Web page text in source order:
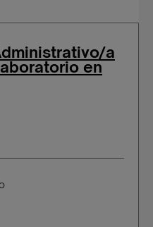
a
en